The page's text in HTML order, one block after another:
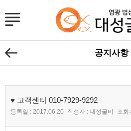
공지사항
♥ 고객센터 010-7929-9292
등록일 : 2017.06.20 작성자 : 대성굴비 조회